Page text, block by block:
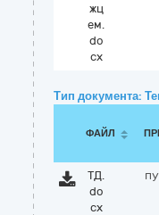
жц
ем.
do
cx
Тип документа:
ФАЙЛ
ТД.
do
cx